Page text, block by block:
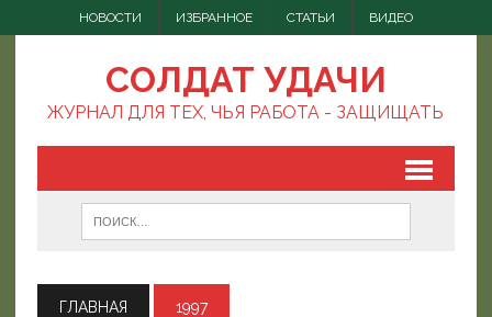
НОВОСТИ ИЗБРАННОЕ СТАТЬИ ВИДЕО
СОЛДАТ УДАЧИ
ЖУРНАЛ ДЛЯ ТЕХ, ЧЬЯ РАБОТА - ЗАЩИЩАТЬ
ГЛАВНАЯ 1997